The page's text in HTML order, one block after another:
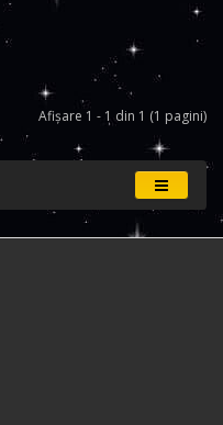
Afişare 1 - 1 din 1 (1 pagini)